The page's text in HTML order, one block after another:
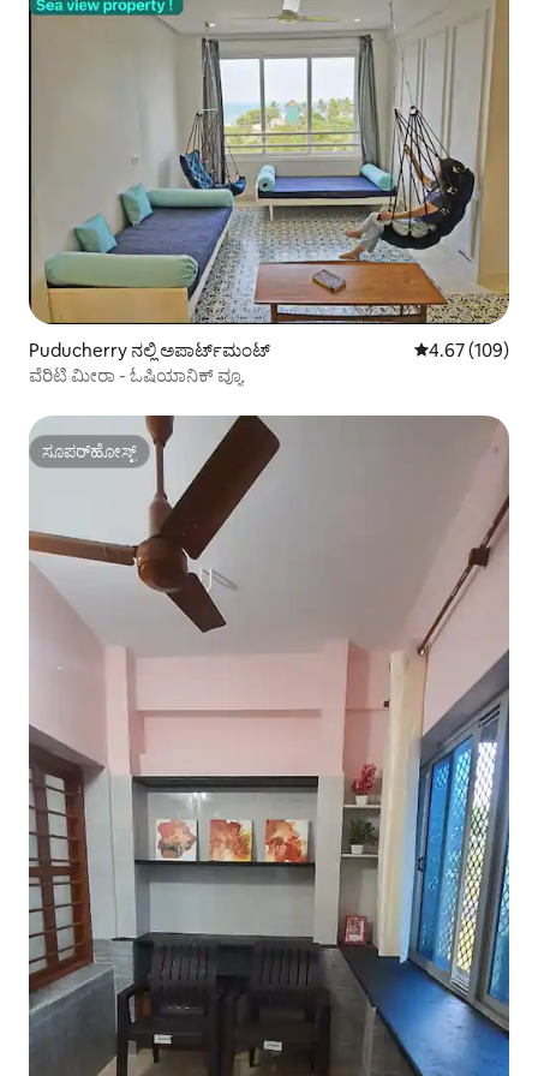
Puducherry ನಲ್ಲಿ ಅಪಾರ್ಟ್‌ಮಂಟ್ 5 ರಲ್ಲಿ 4.67
4.67 (109)
ವೆರಿಟಿ ಮೀರಾ - ಓಷಿಯಾನಿಕ್ ವ್ಯೂ
ಸೂಪರ್‌ಹೋಸ್ಟ್
ಸೂಪರ್‌ಹೋಸ್ಟ್